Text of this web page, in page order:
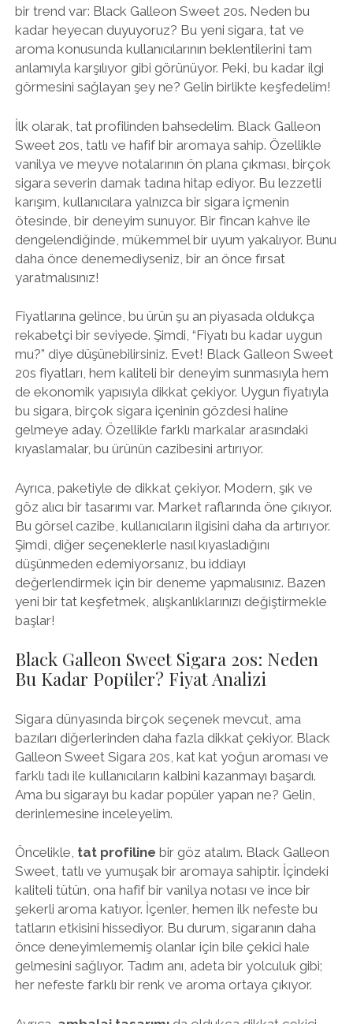
bir trend var: Black Galleon Sweet 20s. Neden bu
kadar heyecan duyuyoruz? Bu yeni sigara, tat ve
aroma konusunda kullanıcılarının beklentilerini tam
anlamıyla karşılıyor gibi görünüyor. Peki, bu kadar ilgi
görmesini sağlayan şey ne? Gelin birlikte keşfedelim!
İlk olarak, tat profilinden bahsedelim. Black Galleon
Sweet 20s, tatlı ve hafif bir aromaya sahip. Özellikle
vanilya ve meyve notalarının ön plana çıkması, birçok
sigara severin damak tadına hitap ediyor. Bu lezzetli
karışım, kullanıcılara yalnızca bir sigara içmenin
ötesinde, bir deneyim sunuyor. Bir fincan kahve ile
dengelendiğinde, mükemmel bir uyum yakalıyor. Bunu
daha önce denemediyseniz, bir an önce fırsat
yaratmalısınız!
Fiyatlarına gelince, bu ürün şu an piyasada oldukça
rekabetçi bir seviyede. Şimdi, “Fiyatı bu kadar uygun
mu?” diye düşünebilirsiniz. Evet! Black Galleon Sweet
20s fiyatları, hem kaliteli bir deneyim sunmasıyla hem
de ekonomik yapısıyla dikkat çekiyor. Uygun fiyatıyla
bu sigara, birçok sigara içeninin gözdesi haline
gelmeye aday. Özellikle farklı markalar arasındaki
kıyaslamalar, bu ürünün cazibesini artırıyor.
Ayrıca, paketiyle de dikkat çekiyor. Modern, şık ve
göz alıcı bir tasarımı var. Market raflarında öne çıkıyor.
Bu görsel cazibe, kullanıcıların ilgisini daha da artırıyor.
Şimdi, diğer seçeneklerle nasıl kıyasladığını
düşünmeden edemiyorsanız, bu iddiayı
değerlendirmek için bir deneme yapmalısınız. Bazen
yeni bir tat keşfetmek, alışkanlıklarınızı değiştirmekle
başlar!
Black Galleon Sweet Sigara 20s: Neden
Bu Kadar Popüler? Fiyat Analizi
Sigara dünyasında birçok seçenek mevcut, ama
bazıları diğerlerinden daha fazla dikkat çekiyor. Black
Galleon Sweet Sigara 20s, kat kat yoğun aroması ve
farklı tadı ile kullanıcıların kalbini kazanmayı başardı.
Ama bu sigarayı bu kadar popüler yapan ne? Gelin,
derinlemesine inceleyelim.
Öncelikle, tat profiline bir göz atalım. Black Galleon
Sweet, tatlı ve yumuşak bir aromaya sahiptir. İçindeki
kaliteli tütün, ona hafif bir vanilya notası ve ince bir
şekerli aroma katıyor. İçenler, hemen ilk nefeste bu
tatların etkisini hissediyor. Bu durum, sigaranın daha
önce deneyimlememiş olanlar için bile çekici hale
gelmesini sağlıyor. Tadım anı, adeta bir yolculuk gibi;
her nefeste farklı bir renk ve aroma ortaya çıkıyor.